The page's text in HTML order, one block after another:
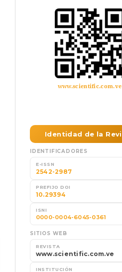
www.scientific.com.ve